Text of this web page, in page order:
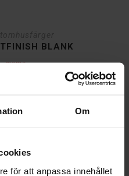
Om
för att anpassa innehållet
BLANK
moms